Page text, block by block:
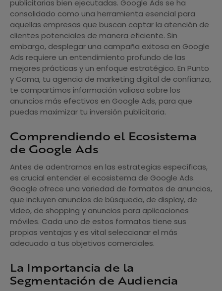
publicitarias bien ejecutadas. Google Ads se ha
consolidado como una herramienta esencial para
aquellas empresas que buscan captar la atención de
clientes potenciales de manera eficiente. Sin
embargo, desplegar una campaña exitosa en Google
Ads requiere un entendimiento profundo de las
mejores prácticas y un enfoque estratégico. En Punto
y Coma, tu agencia de marketing digital de confianza,
te compartimos información valiosa sobre los
anuncios más efectivos en Google Ads, para que
puedas maximizar tu inversión publicitaria.
Comprendiendo el Ecosistema
de Google Ads
Antes de adentrarnos en las estrategias específicas,
es crucial entender el ecosistema de Google Ads.
Google ofrece una variedad de formatos de anuncios,
que incluyen anuncios de búsqueda, de display, de
video, de shopping y anuncios para aplicaciones
móviles. Cada uno de estos formatos tiene sus
propias ventajas y es vital seleccionar el más
adecuado a tus objetivos comerciales.
La Importancia de la
Segmentación de Audiencia